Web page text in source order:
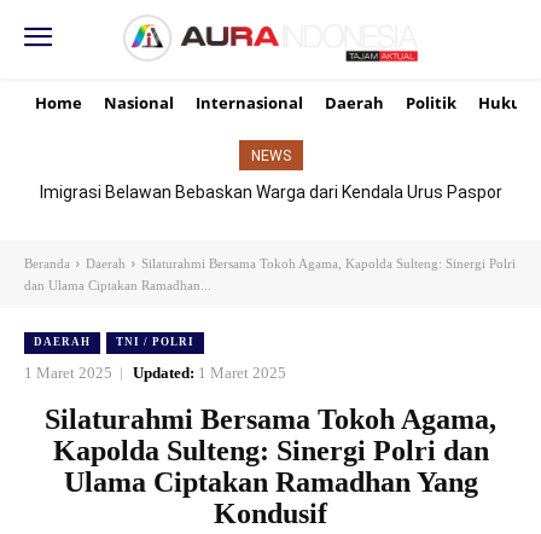
Home Nasional Internasional Daerah Politik Hukum
NEWS
Imigrasi Belawan Bebaskan Warga dari Kendala Urus Paspor
Beranda Daerah
Silaturahmi Bersama Tokoh Agama, Kapolda Sulteng: Sinergi Polri
dan Ulama Ciptakan Ramadhan...
DAERAH TNI / POLRI
1 Maret 2025 Updated: 1 Maret 2025
Silaturahmi Bersama Tokoh Agama,
Kapolda Sulteng: Sinergi Polri dan
Ulama Ciptakan Ramadhan Yang
Kondusif